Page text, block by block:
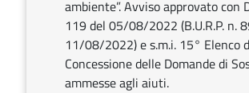
ambiente”. Avviso approvato con
119 del 05/08/2022 (B.U.R.P. n.
11/08/2022) e s.m.i. 15° Elenco
Concessione delle Domande di
ammesse agli aiuti.